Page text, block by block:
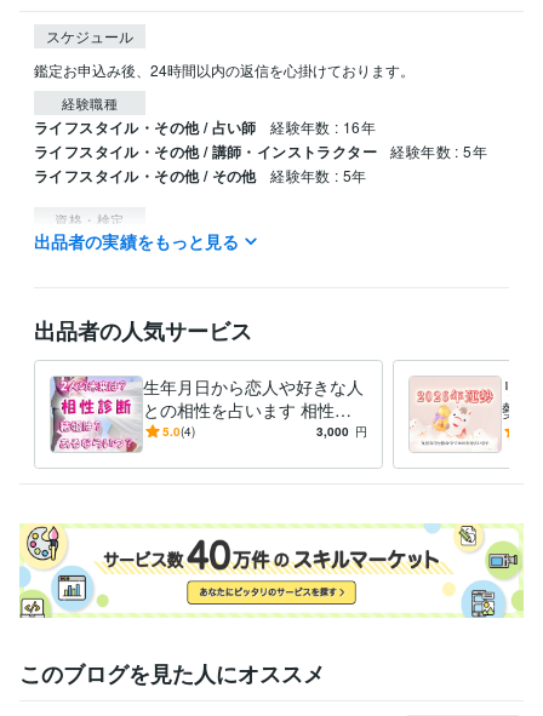
スケジュール
鑑定お申込み後、24時間以内の返信を心掛けております。
経験職種
ライフスタイル・その他 / 占い師 経験年数 : 16年
ライフスタイル・その他 / 講師・インストラクター 経験年数 : 5年
ライフスタイル・その他 / その他 経験年数 : 5年
資格・検定
風水アドバイザー 取得年 : 2021年
その他ツール
占い 総合鑑定 相性診断 吉方位及び吉方位取りのご紹介
占い 性格診断 仕事運 恋愛運 金運 健康運 相性
結婚
方位
占い 風水鑑定 引越し鑑定
引越し 不動産 風水 模様替え インテリア 占い
出品者の実績をもっと見る
出品者の人気サービス
生年月日から恋人や好きな人
との相性を占います 相性、
結婚の可能性、現在のお悩み
5.0(4) 3,000 円
リ
勢を
命学
このブログを見た人にオススメ